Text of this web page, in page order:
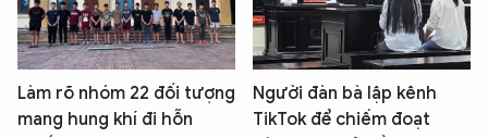
Làm rõ nhóm 22 đối tượng
mang hung khí đi hỗn
Người đàn bà lập kênh
TikTok để chiếm đoạt